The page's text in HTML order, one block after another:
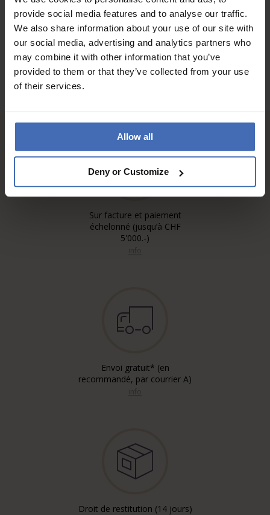
provide social media features and to analyse our traffic.
We also share information about your use of our site with
our social media, advertising and analytics partners who
may combine it with other information that you’ve
provided to them or that they’ve collected from your use
of their services.
Allow all
Deny or Customize
AUX AVIS DES CLIENTS
Sur facture et paiement
échelonné (jusqu’à CHF
5'000.-)
Envoi gratuit* (en
recommandé, par courrier A)
Droit de restitution (14 jours)